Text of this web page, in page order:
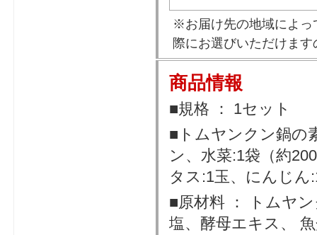
※お届け先の地域によっ
際にお選びいただけま
商品情報
■規格 ： 1セット
■トムヤンクン鍋の
ン、水菜:1袋（約
タス:1玉、にんじん
■原材料 ： トムヤ
塩、酵母エキス、